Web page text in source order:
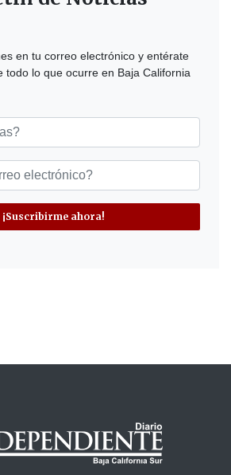
en tu correo electrónico y entérate
todo lo que ocurre en Baja California
¡Suscribirme ahora!